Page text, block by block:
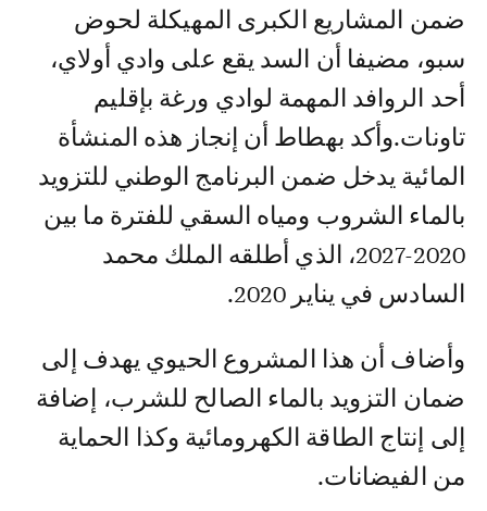
ضمن المشاريع الكبرى المهيكلة لحوض
سبو، مضيفا أن السد يقع على وادي أولاي،
أحد الروافد المهمة لوادي ورغة بإقليم
تاونات.وأكد بهطاط أن إنجاز هذه المنشأة
المائية يدخل ضمن البرنامج الوطني للتزويد
بالماء الشروب ومياه السقي للفترة ما بين
2020-2027، الذي أطلقه الملك محمد
السادس في يناير 2020.
وأضاف أن هذا المشروع الحيوي يهدف إلى
ضمان التزويد بالماء الصالح للشرب، إضافة
إلى إنتاج الطاقة الكهرومائية وكذا الحماية
من الفيضانات.